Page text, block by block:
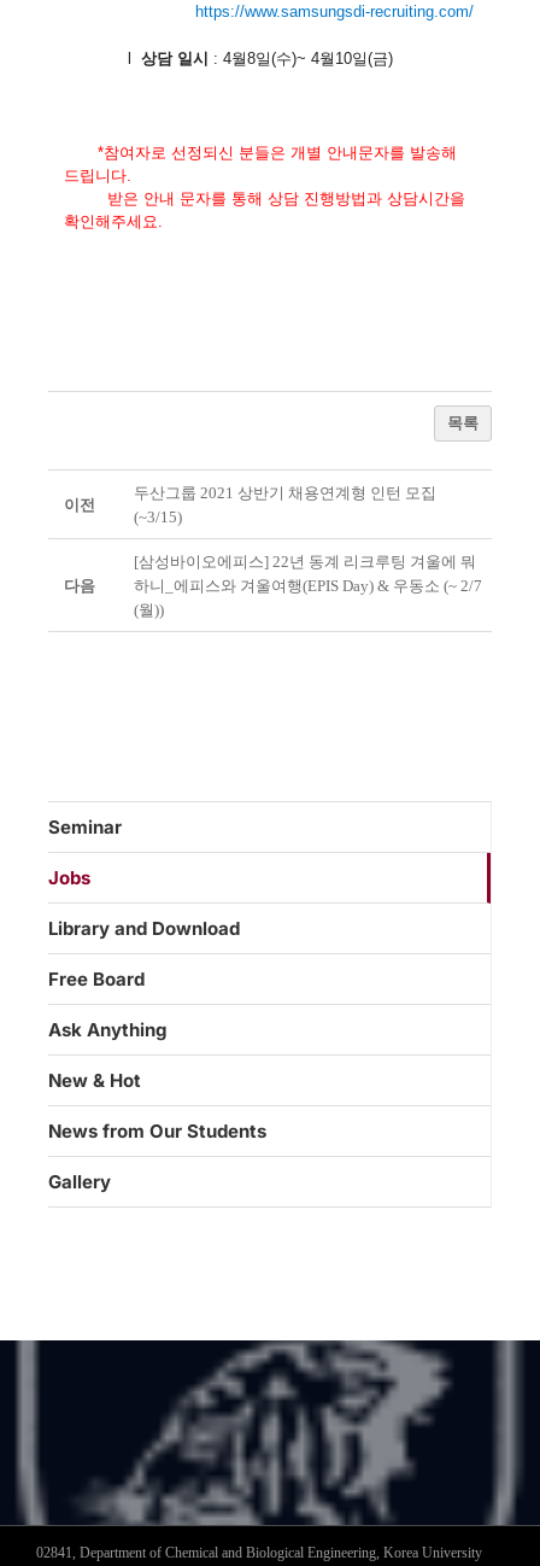
https://www.samsungsdi-recruiting.com/
l상담 일시 : 4월8일(수)~ 4월 10일(금)
*참여자로 선정되신 분들은 개별 안내문자를 발송해
드립니다.
받은 안내 문자를 통해 상담 진행방법과 상담시간을
확인해주세요.
목록
이전
두산그룹 2021 상반기 채용연계형 인턴 모집
(~3/15)
다음
[삼성바이오에피스] 22년 동계 리크루팅 겨울에 뭐
하니_에피스와 겨울여행(EPIS Day) & 우동소 (~ 2/7
(월))
Seminar
Jobs
Library and Download
Free Board
Ask Anything
New & Hot
News from Our Students
Gallery
02841, Department of Chemical and Biological Engineering, Korea University